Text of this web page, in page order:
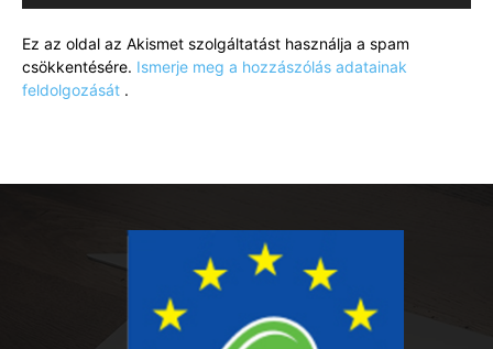
Ez az oldal az Akismet szolgáltatást használja a spam
csökkentésére. Ismerje meg a hozzászólás adatainak
feldolgozását .